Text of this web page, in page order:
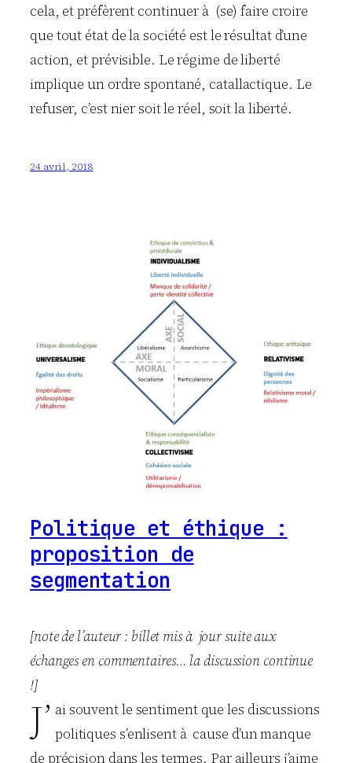
cela, et préfèrent continuer à (se) faire croire
que tout état de la société est le résultat d’une
action, et prévisible. Le régime de liberté
implique un ordre spontané, catallactique. Le
refuser, c’est nier soit le réel, soit la liberté.
24 avril, 2018
Politique et éthique :
proposition de
segmentation
[note de l’auteur : billet mis à jour suite aux
échanges en commentaires… la discussion continue
!]
J’ ai souvent le sentiment que les discussions
politiques s’enlisent à cause d’un manque
de précision dans les termes. Par ailleurs j’aime